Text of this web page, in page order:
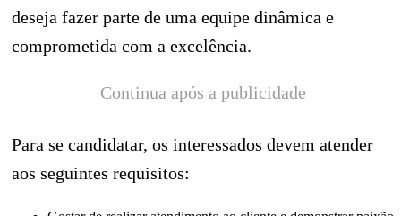
deseja fazer parte de uma equipe dinâmica e
comprometida com a excelência.
Continua após a publicidade
Para se candidatar, os interessados devem atender
aos seguintes requisitos: